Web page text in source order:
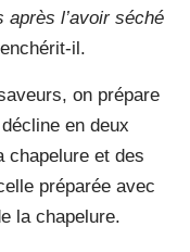
après l’avoir séché
il.
on prépare
en deux
chapelure et des
préparée avec
la chapelure.